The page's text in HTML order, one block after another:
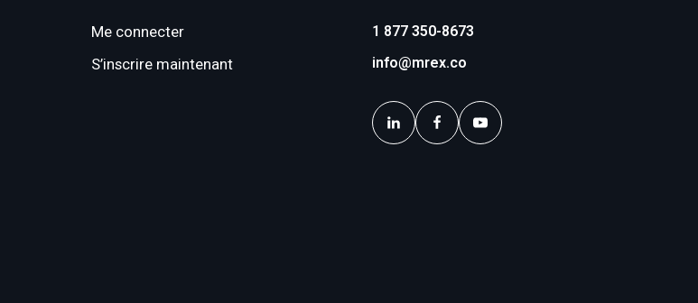
Me connecter
S’inscrire maintenant
1 877 350-8673
info@mrex.co